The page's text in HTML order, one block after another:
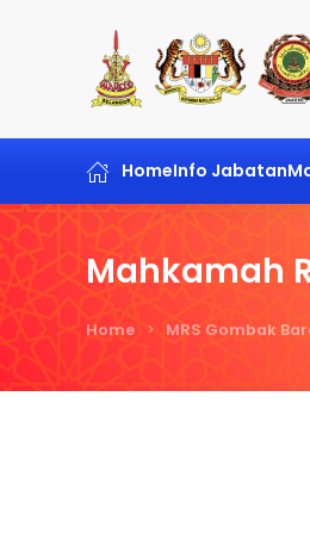
Skip to main content
HomeInfo Jabatan
Mahkamah
Home MRS Gombak